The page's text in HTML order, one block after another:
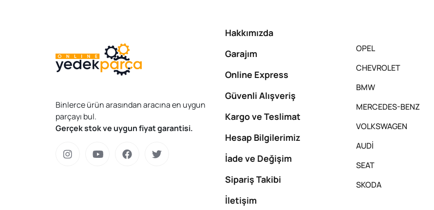
Binlerce ürün arasından aracına en uygun
parçayı bul.
Gerçek stok ve uygun fiyat garantisi.
Hakkımızda
Garajım
Online Express
Güvenli Alışveriş
Kargo ve Teslimat
Hesap Bilgilerimiz
İade ve Değişim
Sipariş Takibi
İletişim
OPEL
CHEVROLET
BMW
MERCEDES-BENZ
VOLKSWAGEN
AUDİ
SEAT
SKODA